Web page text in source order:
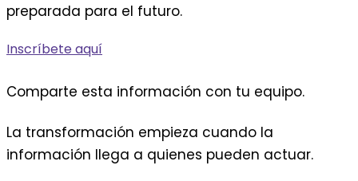
preparada para el futuro.
Inscríbete aquí
Comparte esta información con tu equipo.
La transformación empieza cuando la
información llega a quienes pueden actuar.